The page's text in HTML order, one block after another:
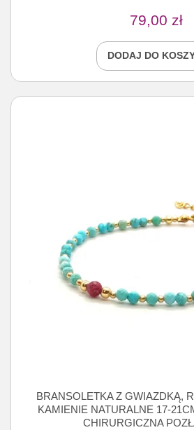
79,00 zł
DODAJ DO
BRANSOLETKA Z GWIAZDKĄ,
KAMIENIE NATURALNE 17-
CHIRURGICZNA